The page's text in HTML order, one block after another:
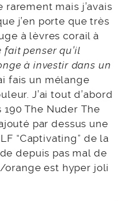
rarement mais j’avais
j’en porte que très
à lèvres corail à
fait penser qu’il
à investir dans un
fais un mélange
J’ai tout d’abord
The Nuder The
par dessus une
“Captivating” de la
depuis pas mal de
est hyper joli